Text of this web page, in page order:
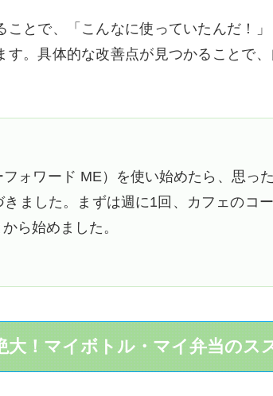
ことで、「こんなに使っていたんだ！
す。具体的な改善点が見つかることで
ォワード ME）を使い始めたら、思っ
ました。まずは週に1回、カフェのコ
ら始めました。
大！マイボトル・マイ弁当のス